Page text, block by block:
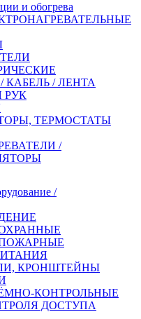
и обогрева
КАБЕЛЬ / ЛЕНТА
РУК
ТЕРМОСТАТЫ
/
/
КРОНШТЕЙНЫ
КОНТРОЛЬНЫЕ
ДОСТУПА